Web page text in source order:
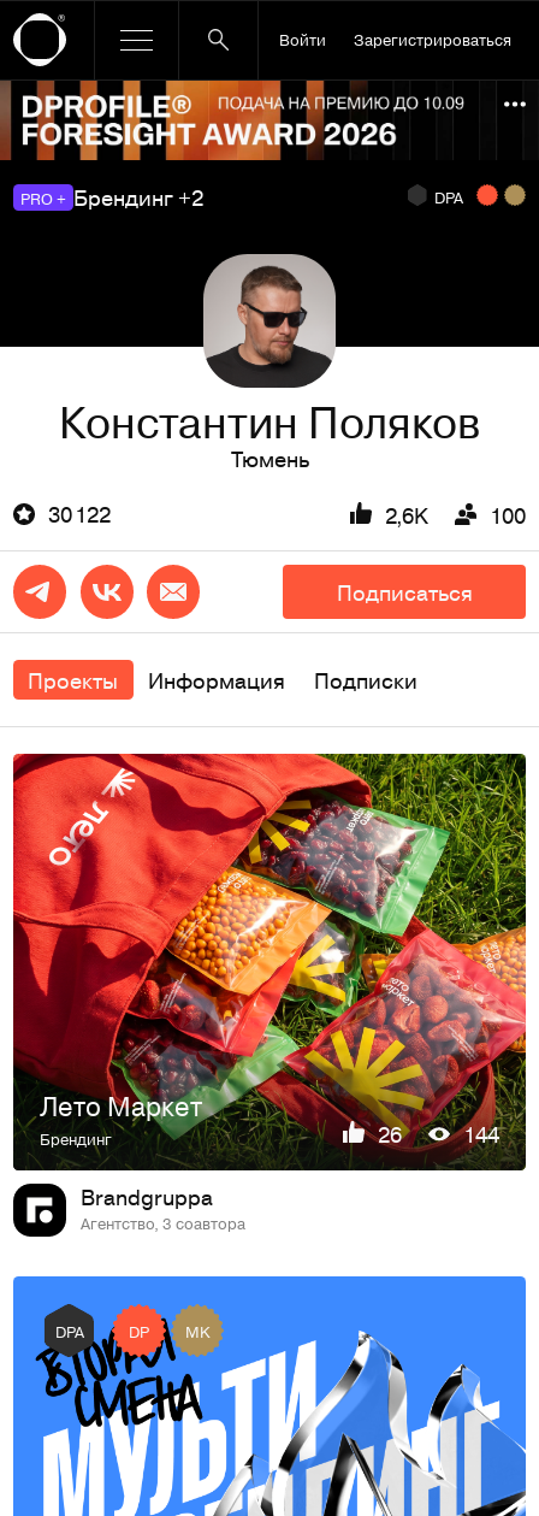
Войти Зарегистрироваться
Ссылка баннера
PRO + Брендинг +2 DPA
Константин Поляков
Тюмень
30 122
2,6K 100
Подписаться
Проекты Информация Подписки
Лето Маркет
Брендинг 26 144
Brandgruppa
Агентство, 3 соавтора
DPA DP MK